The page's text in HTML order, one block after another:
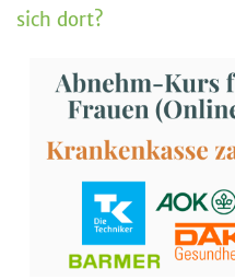
sich dort?